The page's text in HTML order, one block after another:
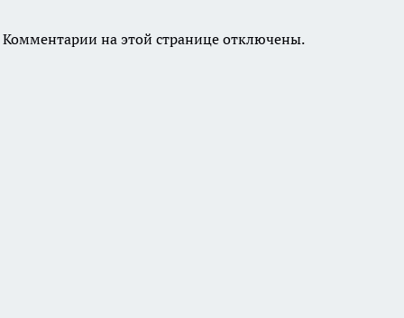
Комментарии на этой странице отключены.